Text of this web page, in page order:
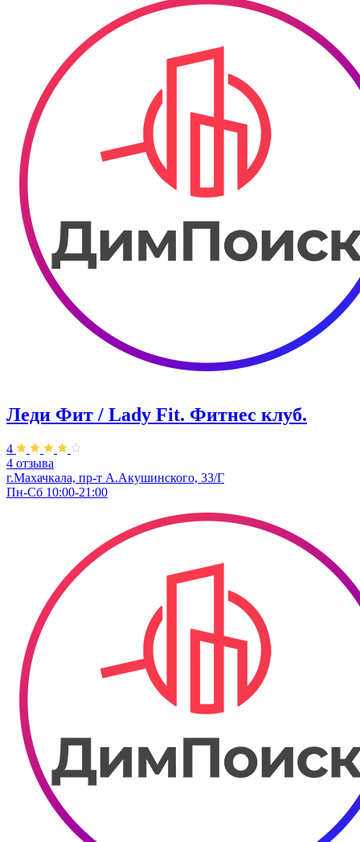
Леди Фит / Lady Fit. Фитнес клуб.
4
4 отзыва
г.Махачкала, пр-т А.Акушинского, 33/Г
Пн-Сб 10:00-21:00